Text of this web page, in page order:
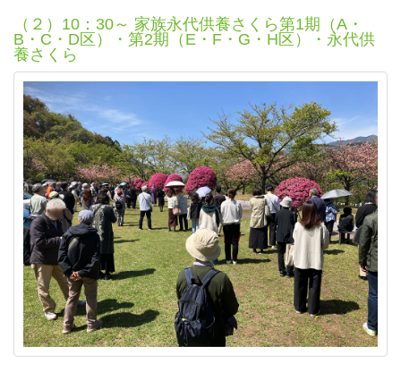
（２）10：30～ 家族永代供養さくら第1期（A・
B・C・D区）・第2期（E・F・G・H区）・永代供
養さくら